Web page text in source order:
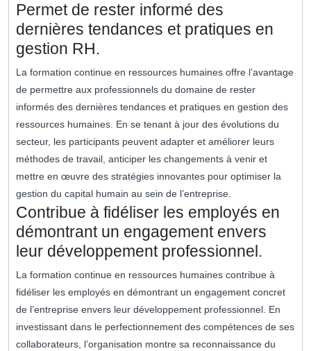
Permet de rester informé des
dernières tendances et pratiques en
gestion RH.
La formation continue en ressources humaines offre l’avantage
de permettre aux professionnels du domaine de rester
informés des dernières tendances et pratiques en gestion des
ressources humaines. En se tenant à jour des évolutions du
secteur, les participants peuvent adapter et améliorer leurs
méthodes de travail, anticiper les changements à venir et
mettre en œuvre des stratégies innovantes pour optimiser la
gestion du capital humain au sein de l’entreprise.
Contribue à fidéliser les employés en
démontrant un engagement envers
leur développement professionnel.
La formation continue en ressources humaines contribue à
fidéliser les employés en démontrant un engagement concret
de l’entreprise envers leur développement professionnel. En
investissant dans le perfectionnement des compétences de ses
collaborateurs, l’organisation montre sa reconnaissance du